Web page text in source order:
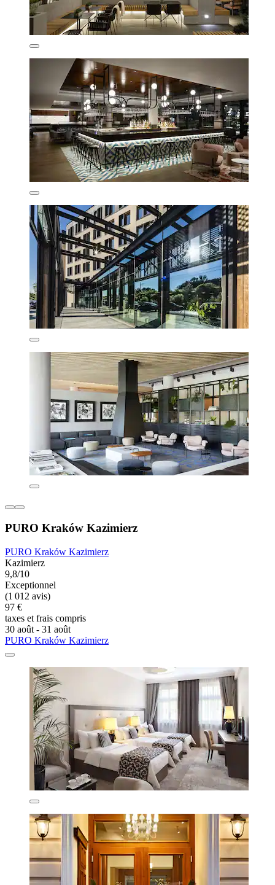
PURO Kraków Kazimierz
PURO Kraków Kazimierz
Kazimierz
9,8/10
Exceptionnel
(1 012 avis)
97 €
taxes et frais compris
30 août - 31 août
PURO Kraków Kazimierz